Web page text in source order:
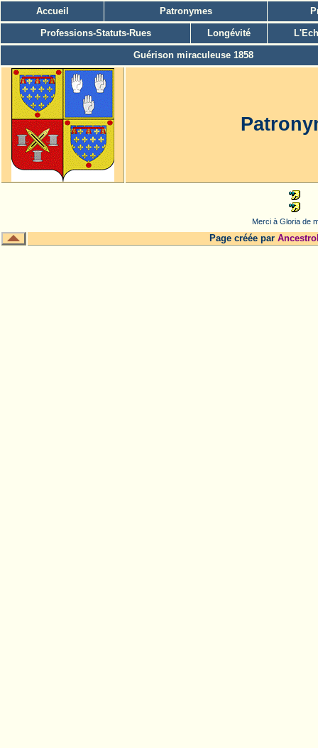
Accueil Patronymes
Professions-Statuts-Rues Longévité
Guérison miraculeuse 1858
Merci à Gloria de
Page créée par